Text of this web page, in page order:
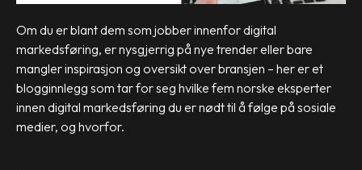
Om du er blant dem som jobber innenfor digital
markedsføring, er nysgjerrig på nye trender eller bare
mangler inspirasjon og oversikt over bransjen – her er et
blogginnlegg som tar for seg hvilke fem norske eksperter
innen digital markedsføring du er nødt til å følge på sosiale
medier, og hvorfor.